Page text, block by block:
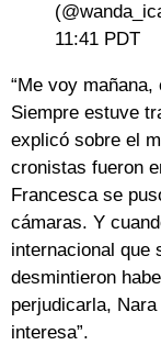
11:41 PDT
“Me voy
Siempre estuve
explicó sobre el
cronistas fueron
Francesca se
cámaras. Y
internacional que
desmintieron
perjudicarla,
interesa”.